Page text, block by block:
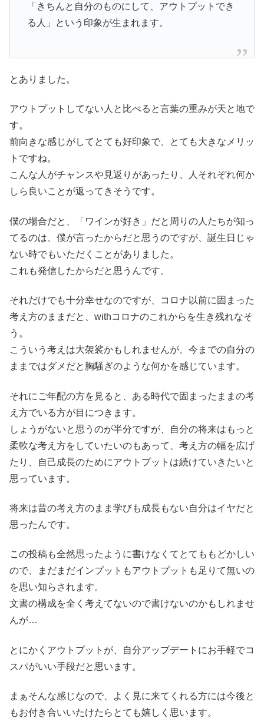
「きちんと自分のものにして、アウトプットでき
る人」という印象が生まれます。
とありました。
アウトプットしてない人と比べると言葉の重みが天と地で
す。
前向きな感じがしてとても好印象で、とても大きなメリッ
トですね。
こんな人がチャンスや見返りがあったり、人それぞれ何か
しら良いことが返ってきそうです。
僕の場合だと、「ワインが好き」だと周りの人たちが知っ
てるのは、僕が言ったからだと思うのですが、誕生日じゃ
ない時でもいただくことがありました。
これも発信したからだと思うんです。
それだけでも十分幸せなのですが、コロナ以前に固まった
考え方のままだと、withコロナのこれからを生き残れなそ
う。
こういう考えは大袈裟かもしれませんが、今までの自分の
ままではダメだと胸騒ぎのような何かを感じています。
それにご年配の方を見ると、ある時代で固まったままの考
え方でいる方が目につきます。
しょうがないと思うのが半分ですが、自分の将来はもっと
柔軟な考え方をしていたいのもあって、考え方の幅を広げ
たり、自己成長のためにアウトプットは続けていきたいと
思っています。
将来は昔の考え方のまま学びも成長もない自分はイヤだと
思ったんです。
この投稿も全然思ったように書けなくてとてももどかしい
ので、まだまだインプットもアウトプットも足りて無いの
を思い知らされます。
文書の構成を全く考えてないので書けないのかもしれませ
んが…
とにかくアウトプットが、自分アップデートにお手軽でコ
スパがいい手段だと思います。
まぁそんな感じなので、よく見に来てくれる方には今後と
もお付き合いいたけたらとても嬉しく思います。